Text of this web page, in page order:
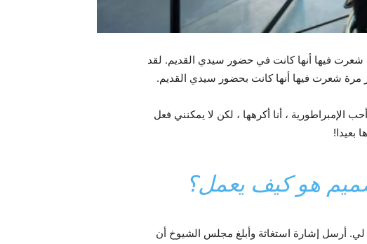
فيها أنها كانت في حضور سيدي القديم. لقد
مرة شعرت فيها أنها كانت بحضور سيدي القديم.
الإمبراطورية ، أنا أكرهها ، لكن لا يمكنني فعل
بعيدا!
هو كيف يعمل؟
لي. أرسل إشارة استغاثة وأبلغ مجلس الشيوخ أن